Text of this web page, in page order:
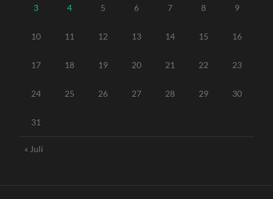
3 4 5 6 7 8 9
10 11 12 13 14 15 16
17 18 19 20 21 22 23
24 25 26 27 28 29 30
31
« Juli